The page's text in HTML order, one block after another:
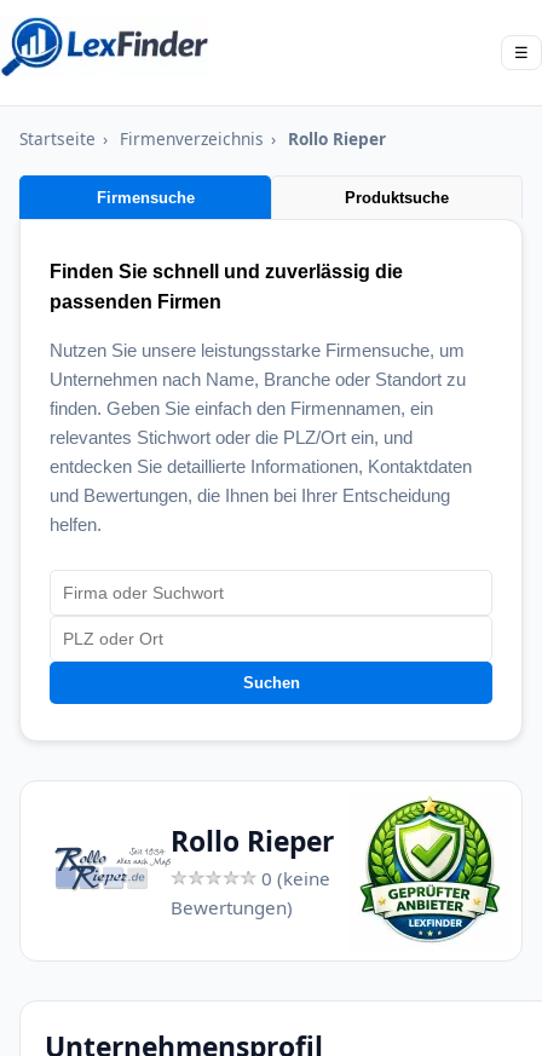
☰
Startseite › Firmenverzeichnis › Rollo Rieper
Firmensuche Produktsuche
Finden Sie schnell und zuverlässig die
passenden Firmen
Nutzen Sie unsere leistungsstarke Firmensuche, um
Unternehmen nach Name, Branche oder Standort zu
finden. Geben Sie einfach den Firmennamen, ein
relevantes Stichwort oder die PLZ/Ort ein, und
entdecken Sie detaillierte Informationen, Kontaktdaten
und Bewertungen, die Ihnen bei Ihrer Entscheidung
helfen.
Suchen
Rollo Rieper
0 (keine
Bewertungen)
Unternehmensprofil